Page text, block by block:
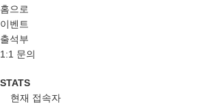
홈으로
이벤트
출석부
1:1 문의
STATS
현재 접속자